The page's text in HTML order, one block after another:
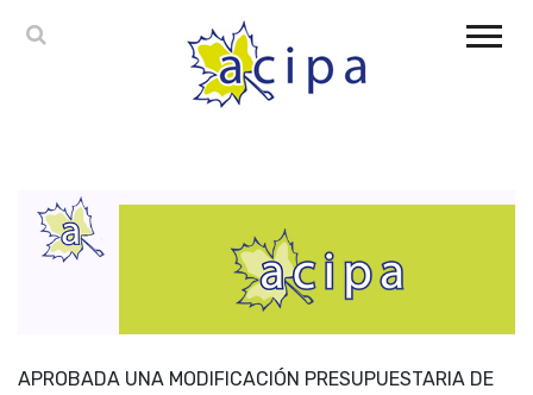
APROBADA UNA MODIFICACIÓN PRESUPUESTARIA DE